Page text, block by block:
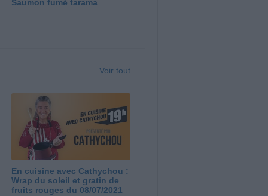
Saumon fumé tarama
Voir tout
En cuisine avec Cathychou :
Wrap du soleil et gratin de
fruits rouges du 08/07/2021